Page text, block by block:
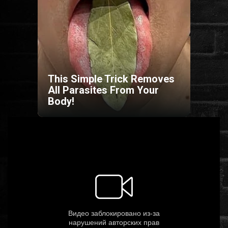
ANIMÁCIÓSThis Simple Trick Removes
All Parasites From Your
Body!